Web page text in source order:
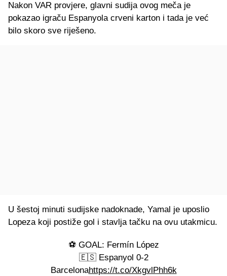
Nakon VAR provjere, glavni sudija ovog meča je
pokazao igraču Espanyola crveni karton i tada je već
bilo skoro sve riješeno.
U šestoj minuti sudijske nadoknade, Yamal je uposlio
Lopeza koji postiže gol i stavlja tačku na ovu utakmicu.
⚽️ GOAL: Fermín López
🇪🇸 Espanyol 0-2
Barcelonahttps://t.co/XkgvlPhh6k